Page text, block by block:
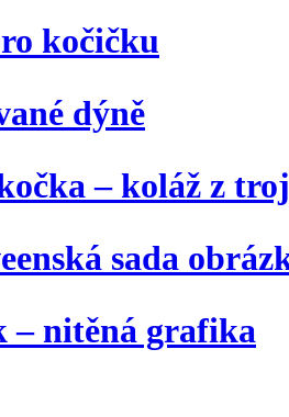
kočičku
dýně
– koláž z
sada
– nitěná grafika